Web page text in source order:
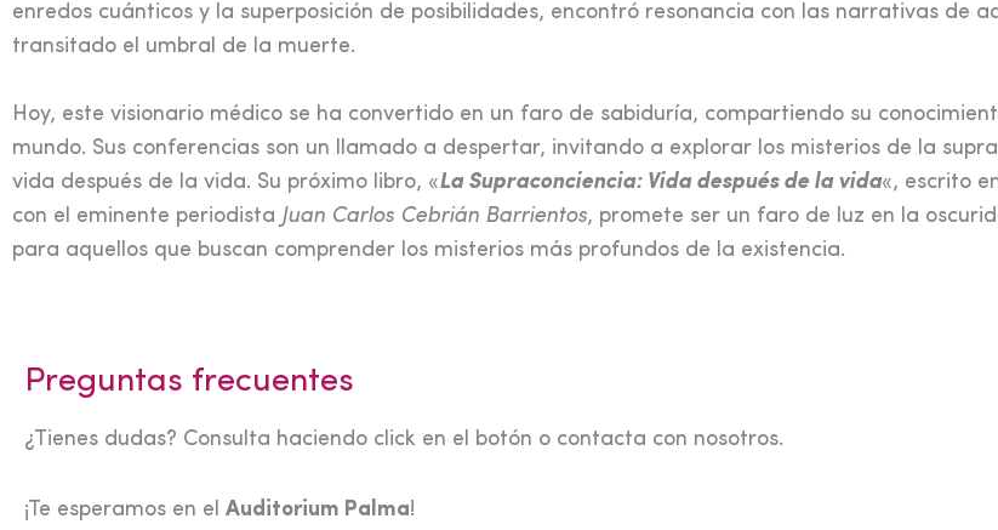
enredos cuánticos y la superposición de posibilidades, encontró resonancia con las narrativas de
transitado el umbral de la muerte.
Hoy, este visionario médico se ha convertido en un faro de sabiduría, compartiendo su
mundo. Sus conferencias son un llamado a despertar, invitando a explorar los misterios de la
vida después de la vida. Su próximo libro, «La Supraconciencia: Vida después de la vida«, escrito
con el eminente periodista Juan Carlos Cebrián Barrientos, promete ser un faro de luz en la
para aquellos que buscan comprender los misterios más profundos de la existencia.
Preguntas frecuentes
¿Tienes dudas? Consulta haciendo click en el botón o contacta con nosotros.
¡Te esperamos en el Auditorium Palma!